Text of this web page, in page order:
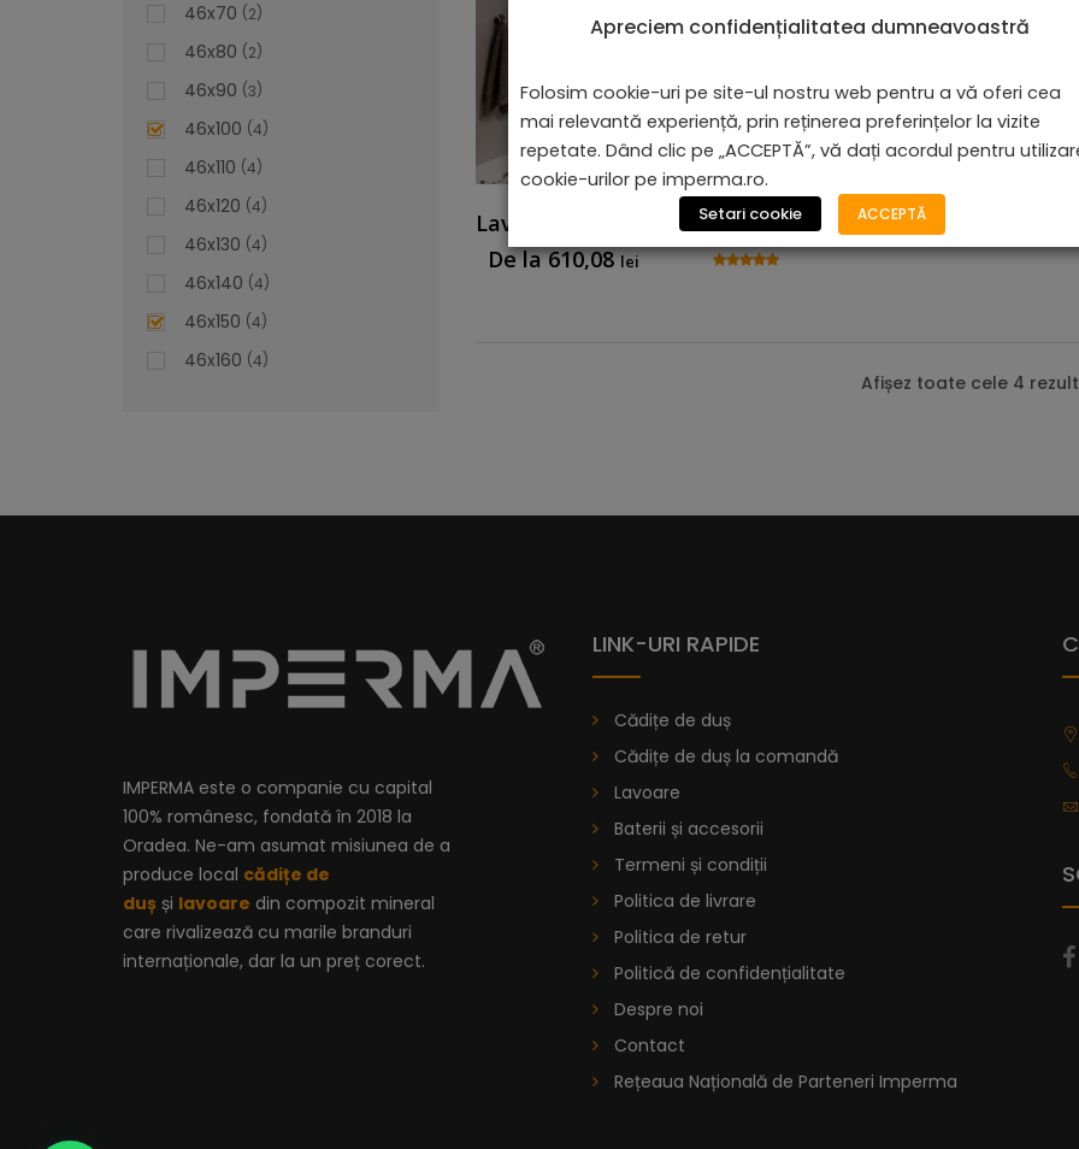
Lavoar Încorporat - Benirom
De la 610,08lei
Lavoar Încorporat Romana – Design
Lavoar Suspendat - Bianca
Lavoar Suspendat Bianca – Estetica și
Adăugați o notă de rafinament și
Bianca, un element de design
Transformați fiecare dimineață într-o
premium a materialelor și de finisajele
De la 914,11lei
Afișez toate cele 4
46x70 2
46x80 2
46x90 3
46x100 4
46x110 4
46x120 4
46x130 4
46x140 4
46x150 4
46x160 4
IMPERMA este o companie cu capital
100% românesc, fondată în 2018 la
Oradea. Ne-am asumat misiunea de a
produce local cădițe de
duș și lavoare din compozit mineral
care rivalizează cu marile branduri
internaționale, dar la un preț corect.
LINK-URI RAPIDE
Cădițe de duș
Cădițe de duș la comandă
Lavoare
Baterii și accesorii
Termeni și condiții
Politica de livrare
Politica de retur
Politică de confidențialitate
Despre noi
Contact
Rețeaua Națională de Parteneri Imperma
Apreciem confidențialitatea dumneavoastră
Folosim cookie-uri pe site-ul nostru web pentru a vă oferi cea
mai relevantă experiență, prin reținerea preferințelor la vizite
repetate. Dând clic pe „ACCEPTĂ”, vă dați acordul pentru
cookie-urilor pe imperma.ro.
Setari cookie ACCEPTĂ